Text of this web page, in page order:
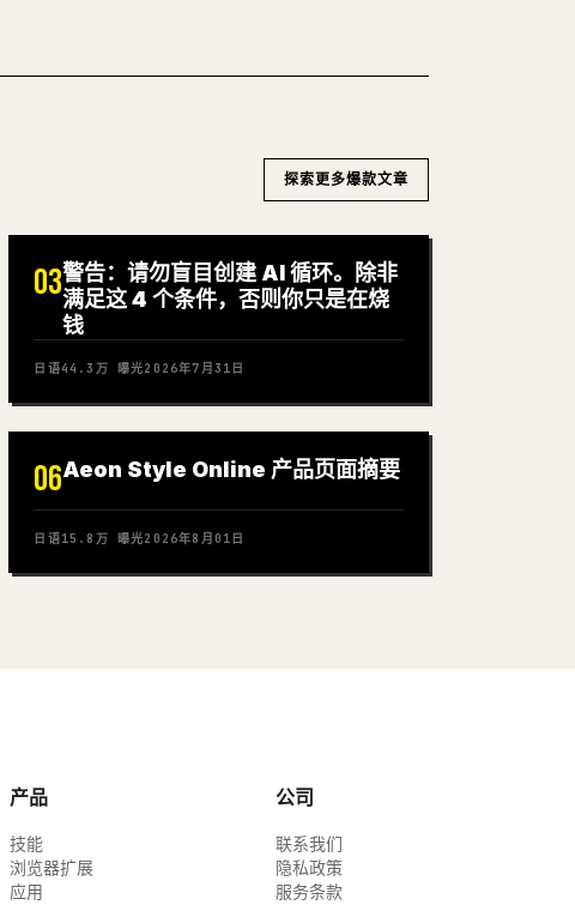
探索更多爆款文章
03警告：请勿盲目创建 AI 循环。除非
满足这 4 个条件，否则你只是在烧
钱
日语44.3万 曝光2026年7月31日
06Aeon Style Online 产品页面摘要
日语15.8万 曝光2026年8月01日
产品
技能
浏览器扩展
应用
公司
联系我们
隐私政策
服务条款